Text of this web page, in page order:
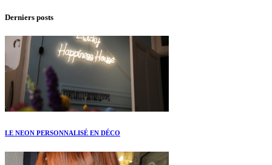
Derniers posts
LE NEON PERSONNALISÉ EN DÉCO